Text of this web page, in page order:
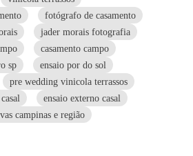
fotógrafo de casamento
jader morais fotografia
casamento campo
sp
ensaio por do sol
pre wedding vinicola terrassos
ensaio externo casal
campinas e região